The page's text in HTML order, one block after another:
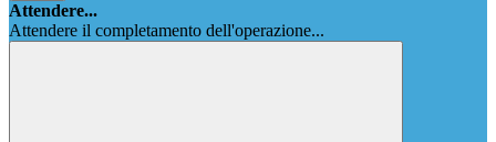
Attendere...
Attendere il completamento dell'operazione...